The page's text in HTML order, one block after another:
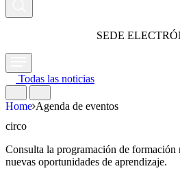
SEDE
Todas las noticias
Home Agenda de eventos
circo
Consulta la programación de formación
nuevas oportunidades de aprendizaje.